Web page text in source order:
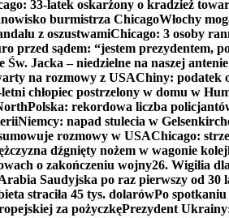
33-latek oskarżony o kradzież
burmistrza ChicagoWłochy
z oszustwamiChicago: 3 osoby
przed sądem: “jestem prezydentem,
Św. Jacka – niedzielne na naszej
na rozmowy z USAChiny: podatek
chłopiec postrzelony w domu w
Polska: rekordowa liczba
Niemcy: napad stulecia w
rozmowy w USAChicago:
dźgnięty nożem w wagonie
o zakończeniu wojny26. Wigilia
Saudyjska po raz pierwszy od 30
straciła 45 tys. dolarówPo
za pożyczkęPrezydent